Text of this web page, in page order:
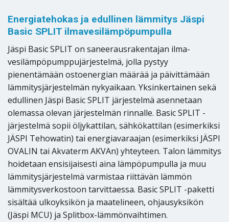
Energiatehokas ja edullinen lämmitys Jäspi
Basic SPLIT ilmavesilämpöpumpulla
Jäspi Basic SPLIT on saneerausrakentajan ilma-
vesilämpöpumppujärjestelmä, jolla pystyy
pienentämään ostoenergian määrää ja päivittämään
lämmitysjärjestelmän nykyaikaan. Yksinkertainen sekä
edullinen Jäspi Basic SPLIT järjestelmä asennetaan
olemassa olevan järjestelmän rinnalle. Basic SPLIT -
järjestelmä sopii öljykattilan, sähkökattilan (esimerkiksi
JÄSPI Tehowatin) tai energiavaraajan (esimerkiksi JÄSPI
OVALIN tai Akvaterm AKVAn) yhteyteen. Talon lämmitys
hoidetaan ensisijaisesti aina lämpöpumpulla ja muu
lämmitysjärjestelmä varmistaa riittävän lämmön
lämmitysverkostoon tarvittaessa. Basic SPLIT -paketti
sisältää ulkoyksikön ja maatelineen, ohjausyksikön
(Jäspi MCU) ja Splitbox-lämmönvaihtimen.